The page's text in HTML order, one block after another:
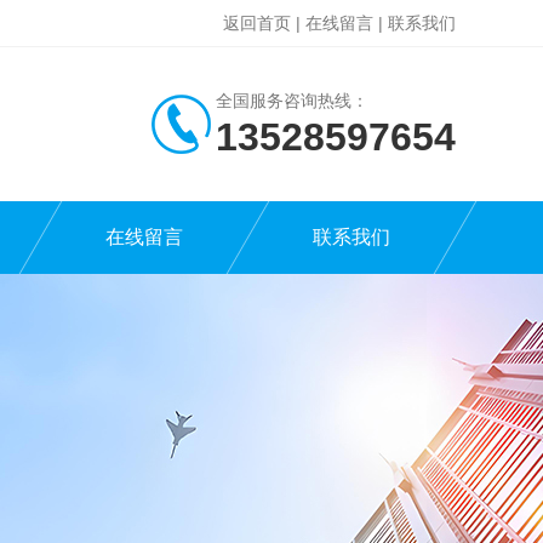
返回首页 | 在线留言 | 联系我们
全国服务咨询热线：
13528597654
在线留言 联系我们